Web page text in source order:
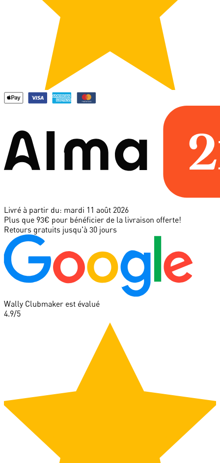
Livré à partir du: mardi 11 août 2026
Plus que 93€ pour bénéficier de la livraison offerte!
Retours gratuits jusqu'à 30 jours
Wally Clubmaker est évalué
4.9/5